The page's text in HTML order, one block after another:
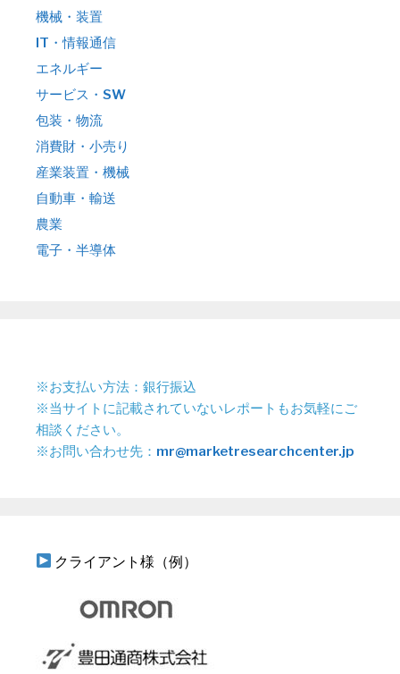
機械・装置
IT・情報通信
エネルギー
サービス・SW
包装・物流
消費財・小売り
産業装置・機械
自動車・輸送
農業
電子・半導体
※お支払い方法：銀行振込
※当サイトに記載されていないレポートもお気軽にご
相談ください。
※お問い合わせ先： mr@marketresearchcenter.jp
クライアント様（例）